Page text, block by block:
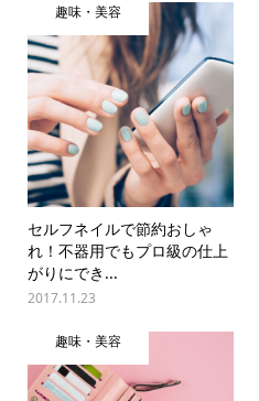
趣味・美容
セルフネイルで節約おしゃ
れ！不器用でもプロ級の仕上
がりにでき...
2017.11.23
趣味・美容